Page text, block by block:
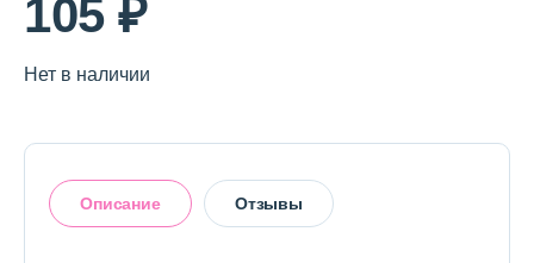
Контактная информация
105 ₽
Нет в наличии
Описание Отзывы